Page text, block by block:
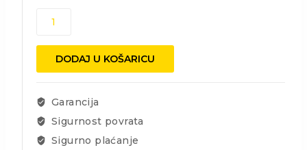
6-
mm,
količina
DODAJ U KOŠARICU
Garancija
Sigurnost povrata
Sigurno plaćanje